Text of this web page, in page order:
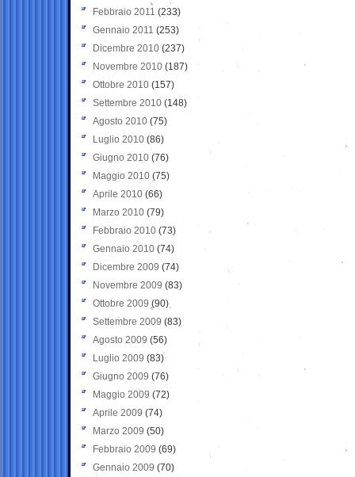
Febbraio 2011 (233)
Gennaio 2011 (253)
Dicembre 2010 (237)
Novembre 2010 (187)
Ottobre 2010 (157)
Settembre 2010 (148)
Agosto 2010 (75)
Luglio 2010 (86)
Giugno 2010 (76)
Maggio 2010 (75)
Aprile 2010 (66)
Marzo 2010 (79)
Febbraio 2010 (73)
Gennaio 2010 (74)
Dicembre 2009 (74)
Novembre 2009 (83)
Ottobre 2009 (90)
Settembre 2009 (83)
Agosto 2009 (56)
Luglio 2009 (83)
Giugno 2009 (76)
Maggio 2009 (72)
Aprile 2009 (74)
Marzo 2009 (50)
Febbraio 2009 (69)
Gennaio 2009 (70)